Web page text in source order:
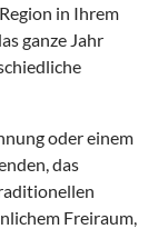
in Ihrem
ganze Jahr
oder einem
das
Freiraum,